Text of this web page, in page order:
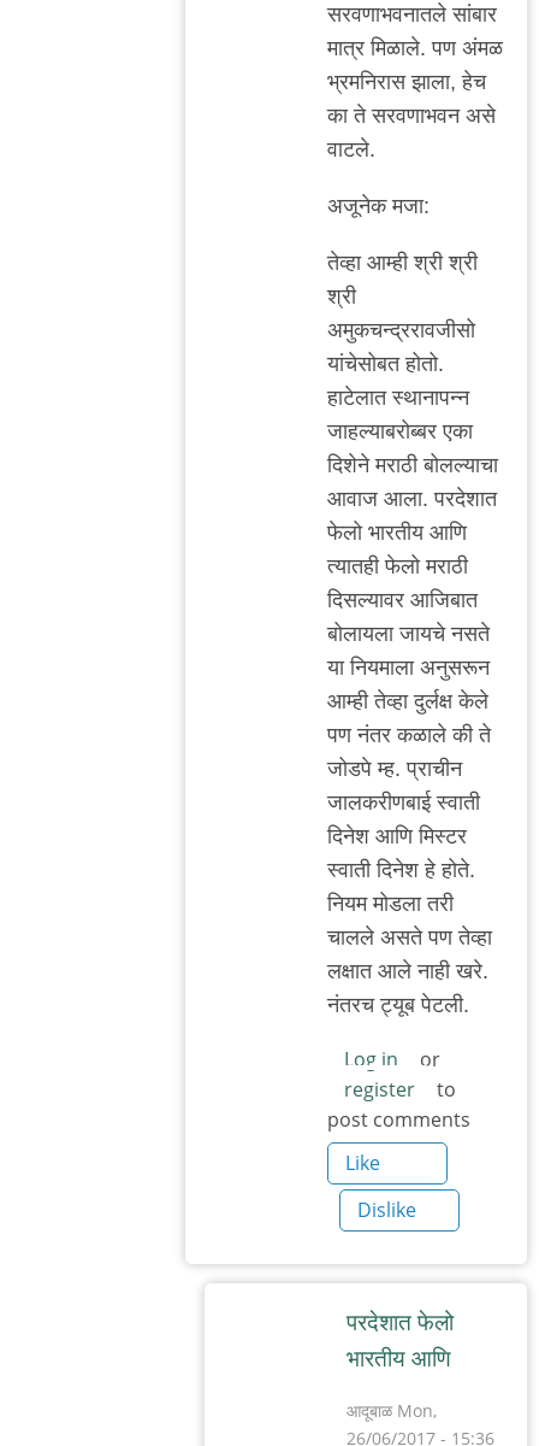
इन‌फॅक्ट
मौजे
फ्रॅङक‌फ‌र्ट
गवि
स‌र‌व‌णाभ‌व‌नात‌ले सांबार
मात्र मिळाले. प‌ण अंम‌ळ
भ्र‌म‌निरास झाला, हेच
का ते स‌र‌व‌णाभ‌व‌न असे
वाट‌ले.
अजूनेक म‌जा:
तेव्हा आम्ही श्री श्री
श्री
अमुक‌च‌न्द्र‌राव‌जीसो
यांचेसोब‌त होतो.
हाटेलात स्थानाप‌न्न
जाह‌ल्याब‌रोब्ब‌र‌ एका
दिशेने म‌राठी बोल‌ल्याचा
आवाज आला. प‌र‌देशात
फेलो भार‌तीय आणि
त्यात‌ही फेलो म‌राठी
दिस‌ल्याव‌र आजिबात
बोलाय‌ला जाय‌चे न‌स‌ते
या निय‌माला अनुस‌रून
आम्ही तेव्हा दुर्ल‌क्ष केले
प‌ण नंत‌र क‌ळाले की ते
जोड‌पे म्ह‌. प्राचीन
जाल‌क‌रीण‌बाई स्वाती
दिनेश आणि मिस्ट‌र
स्वाती दिनेश हे होते.
निय‌म मोड‌ला त‌री
चाल‌ले अस‌ते प‌ण तेव्हा
ल‌क्षात आले नाही ख‌रे.
नंत‌र‌च ट्यूब पेट‌ली.
Log in
or
register
to
post comments
Like
Dislike
प‌र‌देशात फेलो
भार‌तीय आणि
आदूबाळMon,
26/06/2017 - 15:36